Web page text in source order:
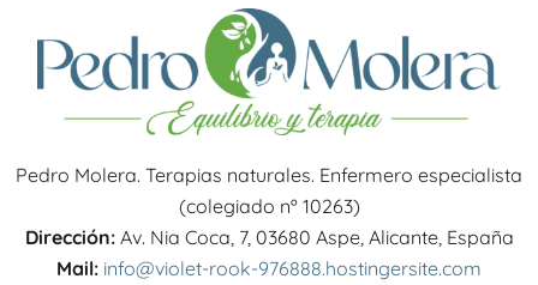
Pedro Molera. Terapias naturales. Enfermero especialista
(colegiado nº 10263)
Dirección: Av. Nia Coca, 7, 03680 Aspe, Alicante, España
Mail: info@violet-rook-976888.hostingersite.com